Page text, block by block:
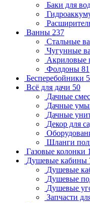
Баки для
Ванны 237
Стальные
Чугунные
Акриловые
Фолдоны 81
Бесперебойники 5
Всё для дачи 50
Дачные
Дачные
Дачные
Декор для
Шланги
Газовые колонки
Душевые кабины
Душевые
Душевые
Душевые
Запчасти